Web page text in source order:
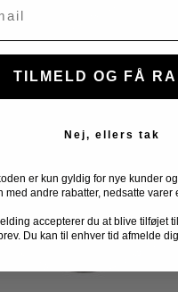
TILMELD OG FÅ
Nej, ellers tak
er kun gyldig for nye kunder
med andre rabatter, nedsatte varer
accepterer du at blive tilføjet
Du kan til enhver tid afmelde